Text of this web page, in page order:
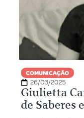
COMUNICAÇÃO
26/03/2025
Giulietta
de Saberes